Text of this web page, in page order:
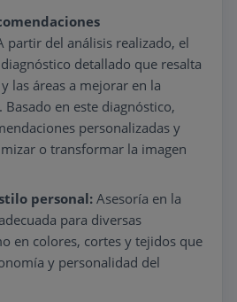
partir del análisis realizado, el
detallado que resalta
las áreas a mejorar en la
en este diagnóstico,
personalizadas y
o transformar la imagen
personal: Asesoría en la
para diversas
en colores, cortes y tejidos que
y personalidad del